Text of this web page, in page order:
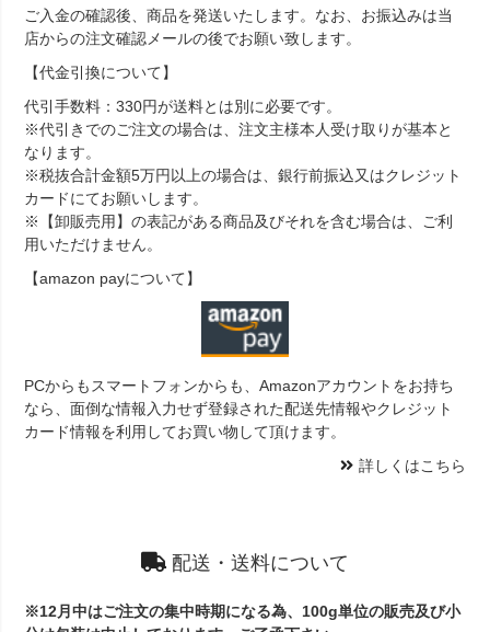
ご入金の確認後、商品を発送いたします。なお、お振込みは当
店からの注文確認メールの後でお願い致します。
【代金引換について】
代引手数料：330円が送料とは別に必要です。
※代引きでのご注文の場合は、注文主様本人受け取りが基本と
なります。
※税抜合計金額5万円以上の場合は、銀行前振込又はクレジット
カードにてお願いします。
※【卸販売用】の表記がある商品及びそれを含む場合は、ご利
用いただけません。
【amazon payについて】
PCからもスマートフォンからも、Amazonアカウントをお持ち
なら、面倒な情報入力せず登録された配送先情報やクレジット
カード情報を利用してお買い物して頂けます。
詳しくはこちら
配送・送料について
※12月中はご注文の集中時期になる為、100g単位の販売及び小